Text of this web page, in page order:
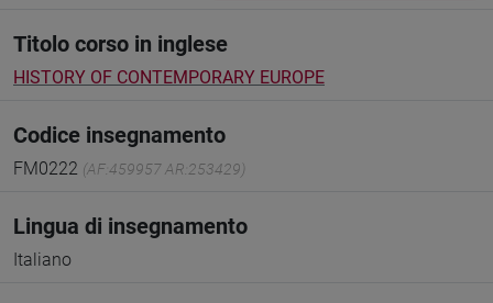
Titolo corso in inglese
HISTORY OF CONTEMPORARY EUROPE
Codice insegnamento
FM0222 (AF:459957 AR:253429)
Lingua di insegnamento
Italiano